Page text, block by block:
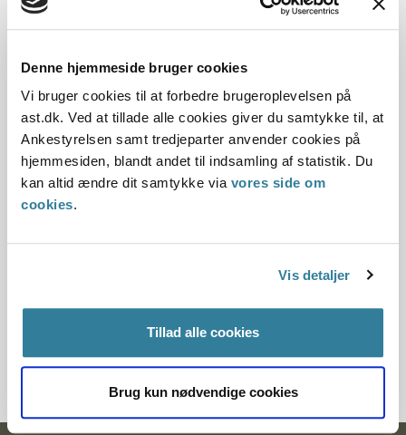
Denne hjemmeside bruger cookies
Vi bruger cookies til at forbedre brugeroplevelsen på
ast.dk. Ved at tillade alle cookies giver du samtykke til, at
Ankestyrelsen samt tredjeparter anvender cookies på
hjemmesiden, blandt andet til indsamling af statistik. Du
kan altid ændre dit samtykke via vores side om
cookies.
Vis detaljer
Tillad alle cookies
Brug kun nødvendige cookies
brev af 7. april 2006 til de kinesiske myndigheder, som på
daværende tidspunkt ikke var blevet besvaret.
Uanset at ansøgeren således før de ændrede retningslinier
fra Kina var godkendt som adoptant, tilmeldt en
formidlende organisation og stod på puljeventeliste til Kina,
opfyldte hun efter nævnets vurdering ikke betingelserne
for at opnå aldersdispensation til et barn yngre end 24
måneder efter bestemmelsen i
godkendelsesbekendtgørelsens § 6, stk. 2, nr. 3.
Nævnet henviste til, at det efter nævnets praksis ikke udgør
særlige omstændigheder, at forholdene i et afgiverland
aldersgruppe. Der henvistes herom til nævnets generelle
henstilling af 27. februar 2006 vedrørende anvendelsen af
godkendelsesbekendtgørelsens § 6, stk. 2, nr. 3 ("særlige
omstændigheder").